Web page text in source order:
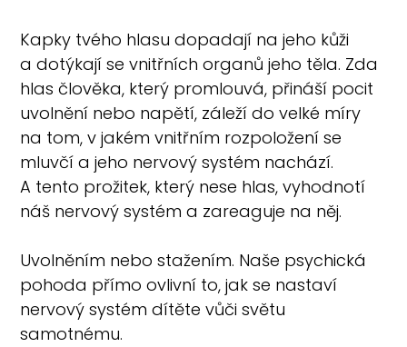
Kapky tvého hlasu dopadají na jeho kůži
a dotýkají se vnitřních organů jeho těla. Zda
hlas člověka, který promlouvá, přináší pocit
uvolnění nebo napětí, záleží do velké míry
na tom, v jakém vnitřním rozpoložení se
mluvčí a jeho nervový systém nachází.
A tento prožitek, který nese hlas, vyhodnotí
náš nervový systém a zareaguje na něj.
Uvolněním nebo stažením. Naše psychická
pohoda přímo ovlivní to, jak se nastaví
nervový systém dítěte vůči světu
samotnému.